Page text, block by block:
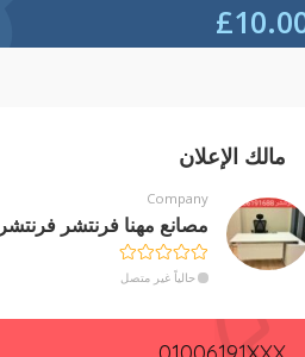
£
مالك الإعلان
Company
مصانع مهنا فرنتشر فرنتشر
حالياً غير متصل